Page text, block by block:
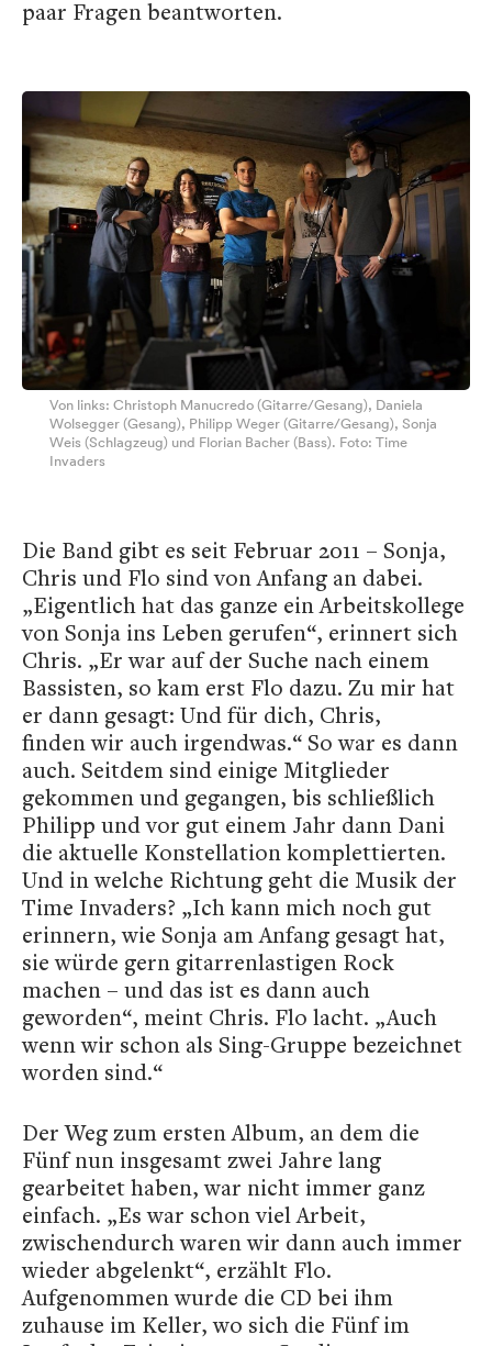
paar Fragen beantworten.
Von links: Christoph Manucredo (Gitarre/Gesang), Daniela
Wolsegger (Gesang), Philipp Weger (Gitarre/Gesang), Sonja
Weis (Schlagzeug) und Florian Bacher (Bass). Foto: Time
Invaders
Die Band gibt es seit Februar 2011 – Sonja,
Chris und Flo sind von Anfang an dabei.
„Eigentlich hat das ganze ein Arbeitskollege
von Sonja ins Leben gerufen“, erinnert sich
Chris. „Er war auf der Suche nach einem
Bassisten, so kam erst Flo dazu. Zu mir hat
er dann gesagt: Und für dich, Chris,
finden wir auch irgendwas.“ So war es dann
auch. Seitdem sind einige Mitglieder
gekommen und gegangen, bis schließlich
Philipp und vor gut einem Jahr dann Dani
die aktuelle Konstellation komplettierten.
Und in welche Richtung geht die Musik der
Time Invaders? „Ich kann mich noch gut
erinnern, wie Sonja am Anfang gesagt hat,
sie würde gern gitarrenlastigen Rock
machen – und das ist es dann auch
geworden“, meint Chris. Flo lacht. „Auch
wenn wir schon als Sing-Gruppe bezeichnet
worden sind.“
Der Weg zum ersten Album, an dem die
Fünf nun insgesamt zwei Jahre lang
gearbeitet haben, war nicht immer ganz
einfach. „Es war schon viel Arbeit,
zwischendurch waren wir dann auch immer
wieder abgelenkt“, erzählt Flo.
Aufgenommen wurde die CD bei ihm
zuhause im Keller, wo sich die Fünf im